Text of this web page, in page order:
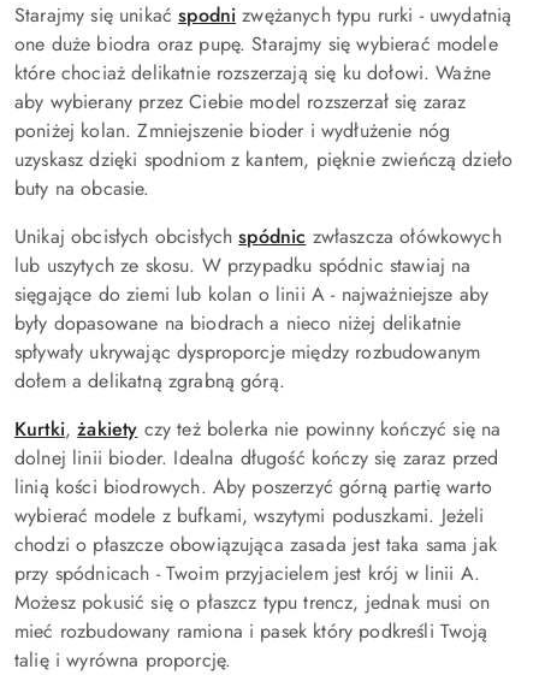
Starajmy się unikaćspodni zwężanych typu rurki - uwydatnią
one duże biodra oraz pupę. Starajmy się wybierać modele
które chociaż delikatnie rozszerzają się ku dołowi. Ważne
aby wybierany przez Ciebie model rozszerzał się zaraz
poniżej kolan. Zmniejszenie bioder i wydłużenie nóg
uzyskasz dzięki spodniom z kantem, pięknie zwieńczą dzieło
buty na obcasie.
Unikaj obcisłych obcisłychspódnic zwłaszcza ołówkowych
lub uszytych ze skosu. W przypadku spódnic stawiaj na
sięgające do ziemi lub kolan o linii A - najważniejsze aby
były dopasowane na biodrach a nieco niżej delikatnie
spływały ukrywając dysproporcje między rozbudowanym
dołem a delikatną zgrabną górą.
Kurtki,żakiety czy też bolerka nie powinny kończyć się na
dolnej linii bioder. Idealna długość kończy się zaraz przed
linią kości biodrowych. Aby poszerzyć górną partię warto
wybierać modele z bufkami, wszytymi poduszkami. Jeżeli
chodzi o płaszcze obowiązująca zasada jest taka sama jak
przy spódnicach - Twoim przyjacielem jest krój w linii A.
Możesz pokusić się o płaszcz typu trencz, jednak musi on
mieć rozbudowany ramiona i pasek który podkreśli Twoją
talię i wyrówna proporcję.